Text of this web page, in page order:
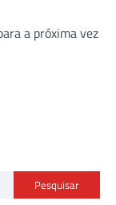
a próxima vez
Pesquisar